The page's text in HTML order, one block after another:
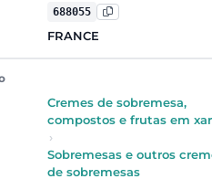
688055
FRANCE
Cremes de sobremesa,
compostos e frutas em
›
Sobremesas e outros
de sobremesas